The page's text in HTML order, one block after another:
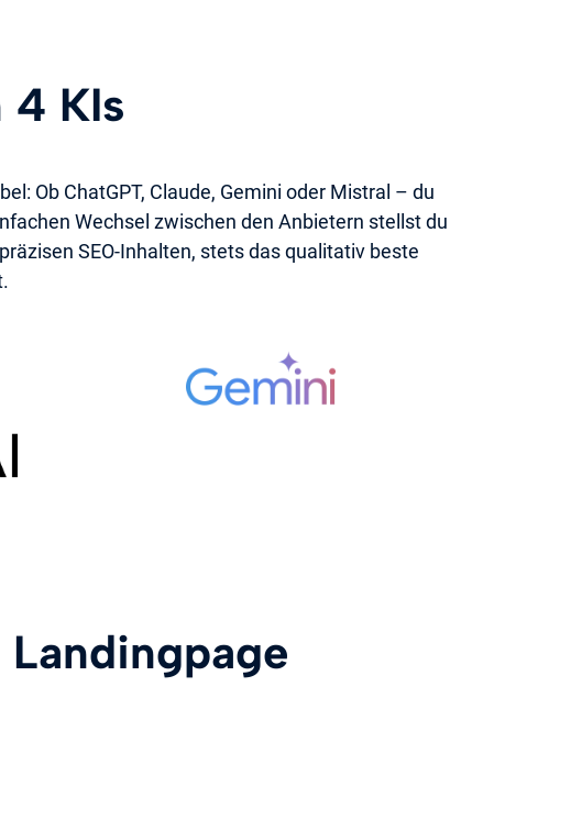
4 KIs
Ob ChatGPT, Claude, Gemini oder Mistral – du
Wechsel zwischen den Anbietern stellst du
SEO-Inhalten, stets das qualitativ beste